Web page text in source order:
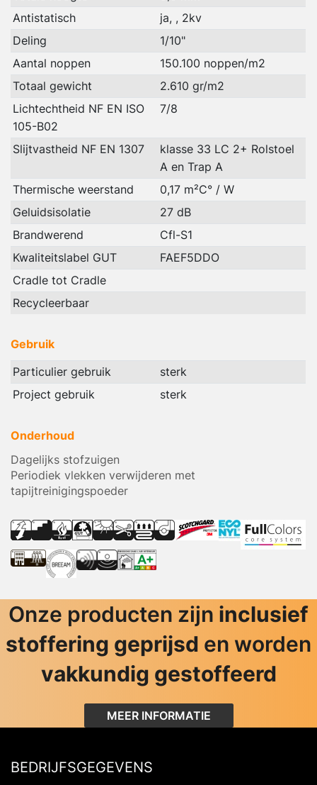
Antistatisch
ja, , 2kv
Deling
1/10"
Aantal noppen
150.100 noppen/m2
Totaal gewicht
2.610 gr/m2
Lichtechtheid NF EN ISO
105-B02
7/8
Slijtvastheid NF EN 1307
klasse 33 LC 2+ Rolstoel
A en Trap A
Thermische weerstand
0,17 m²C° / W
Geluidsisolatie
27 dB
Brandwerend
Cfl-S1
Kwaliteitslabel GUT
FAEF5DDO
Cradle tot Cradle
Recycleerbaar
Gebruik
Particulier gebruik
sterk
Project gebruik
sterk
Onderhoud
Dagelijks stofzuigen
Periodiek vlekken verwijderen met
tapijtreinigingspoeder
Onze producten zijn inclusief
stoffering geprijsd en worden
vakkundig gestoffeerd
MEER INFORMATIE
BEDRIJFSGEGEVENS